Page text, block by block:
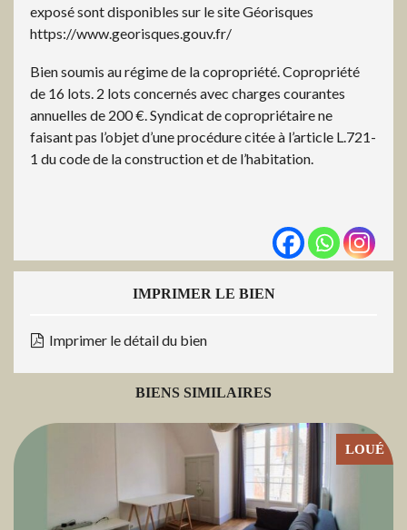
exposé sont disponibles sur le site Géorisques
https://www.georisques.gouv.fr/
Bien soumis au régime de la copropriété. Copropriété
de 16 lots. 2 lots concernés avec charges courantes
annuelles de 200 €. Syndicat de copropriétaire ne
faisant pas l’objet d’une procédure citée à l’article L.721-
1 du code de la construction et de l’habitation.
IMPRIMER LE BIEN
Imprimer le détail du bien
BIENS SIMILAIRES
LOUÉ